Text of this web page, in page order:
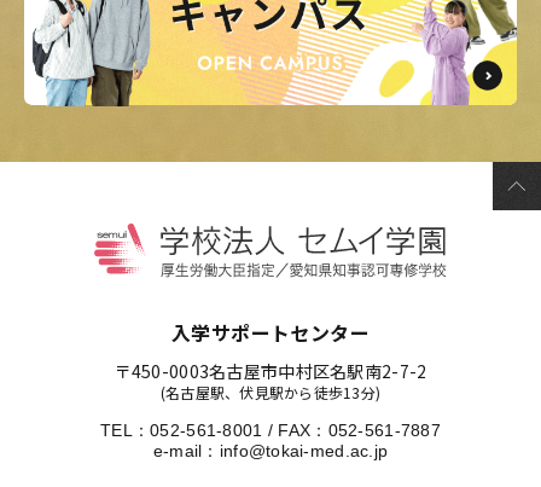
入学サポートセンター
〒450-0003名古屋市中村区名駅南2-7-2
(名古屋駅、伏見駅から徒歩13分)
TEL：052-561-8001 / FAX：052-561-7887
e-mail： info@tokai-med.ac.jp